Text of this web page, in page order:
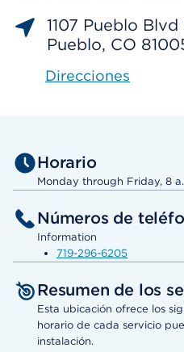
1107 Pueblo
Pueblo, CO
Direcciones
Horario
Monday through Friday, 8
Números de
Information
719-296-6205
Resumen de los
Esta ubicación ofrece los
horario de cada servicio
instalación.